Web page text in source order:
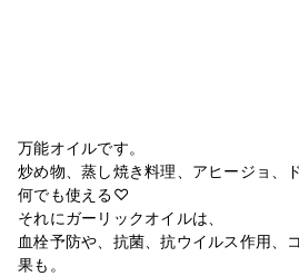
万能オイルです。
炒め物、蒸し焼き料理、アヒージョ、
何でも使える♡
それにガーリックオイルは、
血栓予防や、抗菌、抗ウイルス作用、
果も。